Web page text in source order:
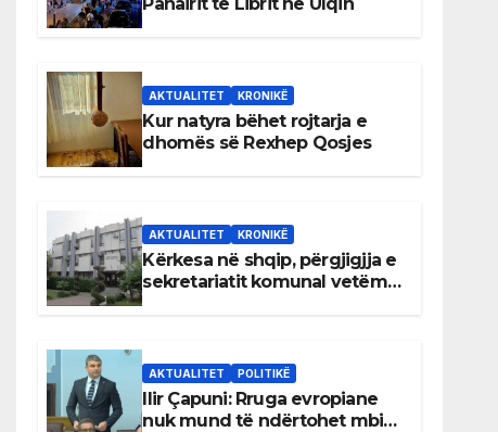
AKTUALITET KRONIKË
Kur natyra bëhet rojtarja e
dhomës së Rexhep Qosjes
AKTUALITET KRONIKË
Kërkesa në shqip, përgjigjja e
sekretariatit komunal vetëm
AKTUALITET POLITIKË
Ilir Çapuni: Rruga evropiane
nuk mund të ndërtohet mbi